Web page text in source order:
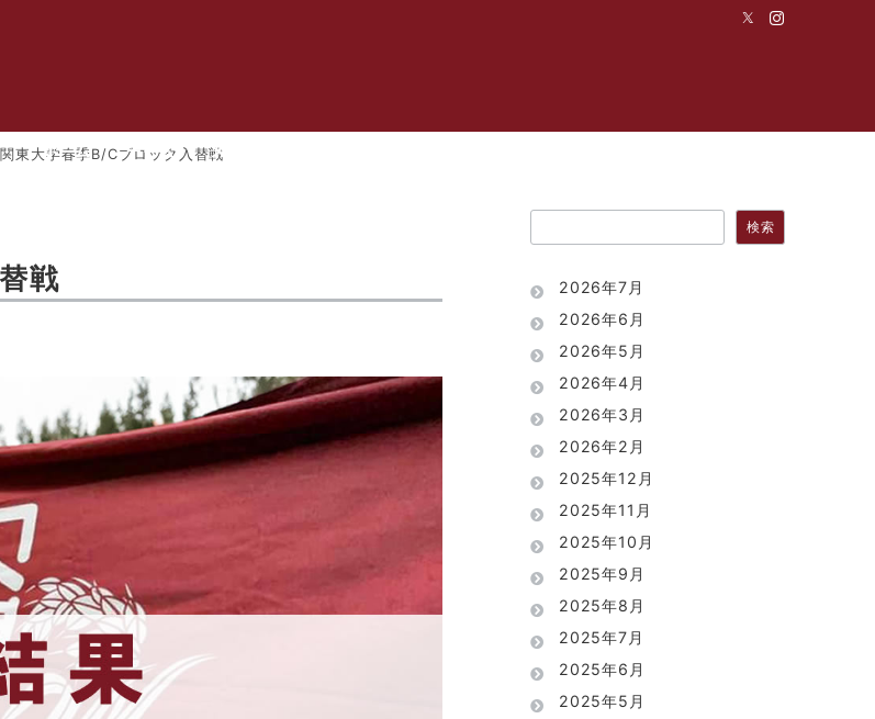
ホーム チーム メンバー
東大学春季B/Cブロック入替戦
戦
検索
2026年7月
2026年6月
2026年5月
2026年4月
2026年3月
2026年2月
2025年12月
2025年11月
2025年10月
2025年9月
2025年8月
2025年7月
2025年6月
2025年5月